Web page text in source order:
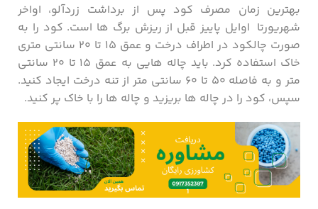
بهترین زمان مصرف کود پس از برداشت زردآلو، اواخر
شهریورتا اوایل پاییز قبل از ریزش برگ ها است. کود را به
صورت چالکود در اطراف درخت و عمق ۱۵ تا ۲۰ سانتی ‌متری
خاک استفاده کرد. باید چاله ‌هایی به عمق ۱۵ تا ۲۰ سانتی
‌متر و به فاصله ۵۰ تا ۶۰ سانتی‌ متر از تنه درخت ایجاد کنید.
سپس، کود را در چاله‌ ها بریزید و چاله‌ ها را با خاک پر کنید.